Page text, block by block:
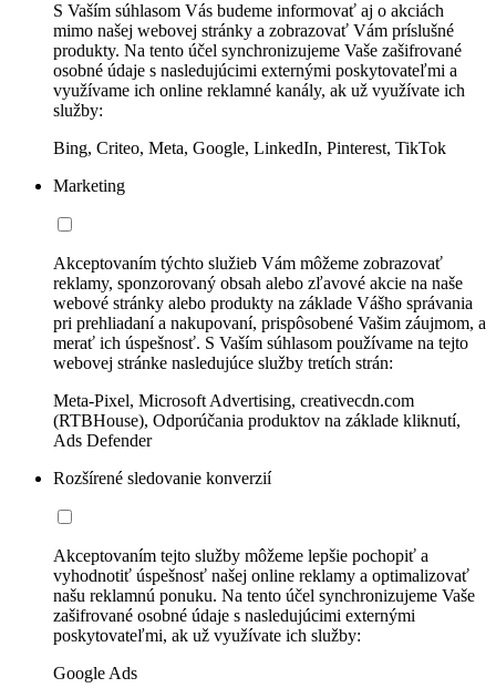
S Vaším súhlasom Vás budeme informovať aj o akciách
mimo našej webovej stránky a zobrazovať Vám príslušné
produkty. Na tento účel synchronizujeme Vaše zašifrované
osobné údaje s nasledujúcimi externými poskytovateľmi a
využívame ich online reklamné kanály, ak už využívate ich
služby:
Bing, Criteo, Meta, Google, LinkedIn, Pinterest, TikTok
Marketing
Akceptovaním týchto služieb Vám môžeme zobrazovať
reklamy, sponzorovaný obsah alebo zľavové akcie na naše
webové stránky alebo produkty na základe Vášho správania
pri prehliadaní a nakupovaní, prispôsobené Vašim záujmom, a
merať ich úspešnosť. S Vaším súhlasom používame na tejto
webovej stránke nasledujúce služby tretích strán:
Meta-Pixel, Microsoft Advertising, creativecdn.com
(RTBHouse), Odporúčania produktov na základe kliknutí,
Ads Defender
Rozšírené sledovanie konverzií
Akceptovaním tejto služby môžeme lepšie pochopiť a
vyhodnotiť úspešnosť našej online reklamy a optimalizovať
našu reklamnú ponuku. Na tento účel synchronizujeme Vaše
zašifrované osobné údaje s nasledujúcimi externými
poskytovateľmi, ak už využívate ich služby:
Google Ads